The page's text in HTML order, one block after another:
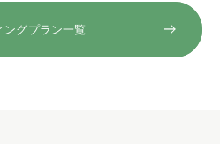
ングプラン一覧